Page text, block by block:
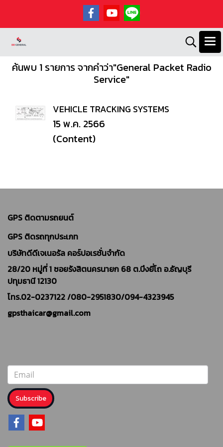
ค้นพบ 1 รายการ จากคำว่า"General Packet Radio
Service"
VEHICLE TRACKING SYSTEMS
15 พ.ค. 2566
(Content)
GPS ติดตามรถยนต์
GPS ติดรถทุกประเภท
บริษัทดีดีเจเนอรัล คอร์ปอเรชั่นจำกัด
28/20 หมู่ที่ 1 ซอยรังสิตนครนายก 68 ต.บึงยี่โถ อ.ธัญบุรี
ปทุมธานี 12130
โทร.02-0237122 /080-2951830/094-4323945
gpsthaicar@gmail.com
Subscribe